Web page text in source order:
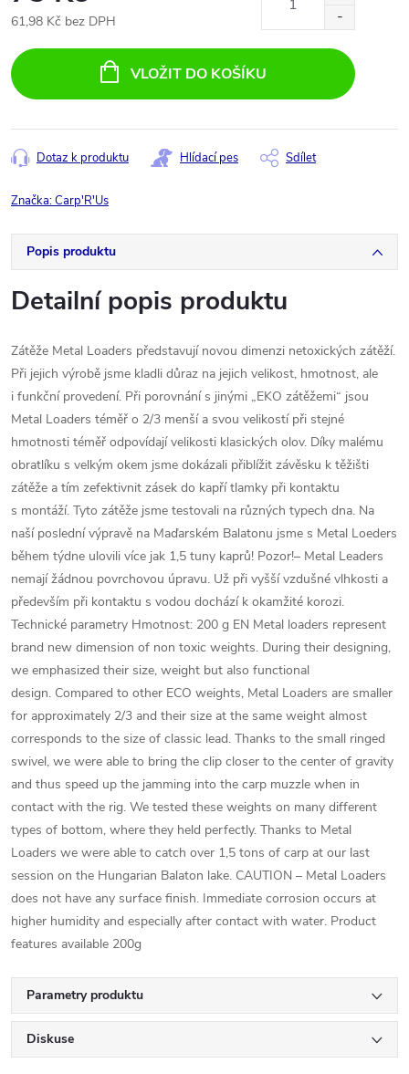
61,98 Kč bez DPH
cena:
VLOŽIT DO KOŠÍKU
Dotaz k produktu Hlídací pes Sdílet
Značka:Carp'R'Us
Popis produktu
Detailní popis produktu
Zátěže Metal Loaders představují novou dimenzi netoxických zátěží.
Při jejich výrobě jsme kladli důraz na jejich velikost, hmotnost, ale
i funkční provedení. Při porovnání s jinými „EKO zátěžemi“ jsou
Metal Loaders téměř o 2/3 menší a svou velikostí při stejné
hmotnosti téměř odpovídají velikosti klasických olov. Díky malému
obratlíku s velkým okem jsme dokázali přiblížit závěsku k těžišti
zátěže a tím zefektivnit zásek do kapří tlamky při kontaktu
s montáží. Tyto zátěže jsme testovali na různých typech dna. Na
naší poslední výpravě na Maďarském Balatonu jsme s Metal Loeders
během týdne ulovili více jak 1,5 tuny kaprů! Pozor!– Metal Leaders
nemají žádnou povrchovou úpravu. Už při vyšší vzdušné vlhkosti a
především při kontaktu s vodou dochází k okamžité korozi.
Technické parametry Hmotnost: 200 g EN Metal loaders represent
brand new dimension of non toxic weights. During their designing,
we emphasized their size, weight but also functional
design. Compared to other ECO weights, Metal Loaders are smaller
for approximately 2/3 and their size at the same weight almost
corresponds to the size of classic lead. Thanks to the small ringed
swivel, we were able to bring the clip closer to the center of gravity
and thus speed up the jamming into the carp muzzle when in
contact with the rig. We tested these weights on many different
types of bottom, where they held perfectly. Thanks to Metal
Loaders we were able to catch over 1,5 tons of carp at our last
session on the Hungarian Balaton lake. CAUTION – Metal Loaders
does not have any surface finish. Immediate corrosion occurs at
higher humidity and especially after contact with water. Product
features available 200g
Parametry produktu
Diskuse